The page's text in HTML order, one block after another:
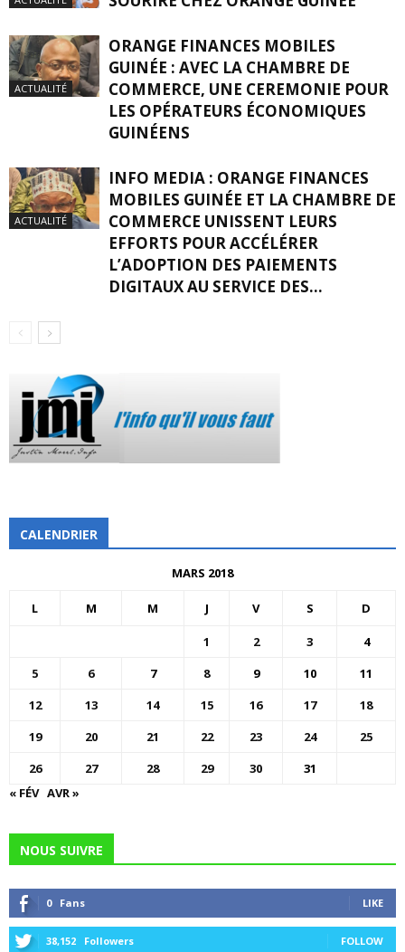
ACTUALITÉ
ORANGE FINANCES MOBILES
GUINÉE : AVEC LA CHAMBRE DE
COMMERCE, UNE CEREMONIE POUR
LES OPÉRATEURS ÉCONOMIQUES
GUINÉENS
ACTUALITÉ
INFO MEDIA : ORANGE FINANCES
MOBILES GUINÉE ET LA CHAMBRE DE
COMMERCE UNISSENT LEURS
EFFORTS POUR ACCÉLÉRER
L’ADOPTION DES PAIEMENTS
DIGITAUX AU SERVICE DES...
CALENDRIER
MARS 2018
L M M J V S D
1 2 3
4
5
6 7 8 9 10
11
12
13 14 15 16 17
18
19
20 21 22 23 24
25
26
27 28 29 30
31
« FÉV AVR »
NOUS SUIVRE
0 Fans LIKE
38,152 Followers FOLLOW